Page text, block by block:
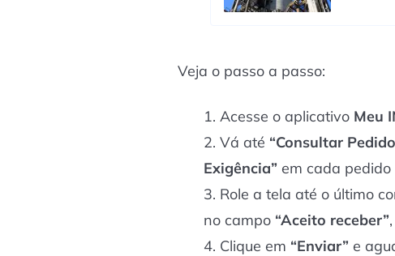
Veja o passo a passo:
Acesse o aplicativo Meu
Vá até “Consultar
Exigência” em cada
Role a tela até o último
no campo “Aceito receber”
Clique em “Enviar” e